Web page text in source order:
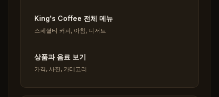
King's Coffee 전체 메뉴
스페셜티 커피, 아침, 디저트
상품과 음료 보기
가격, 사진, 카테고리